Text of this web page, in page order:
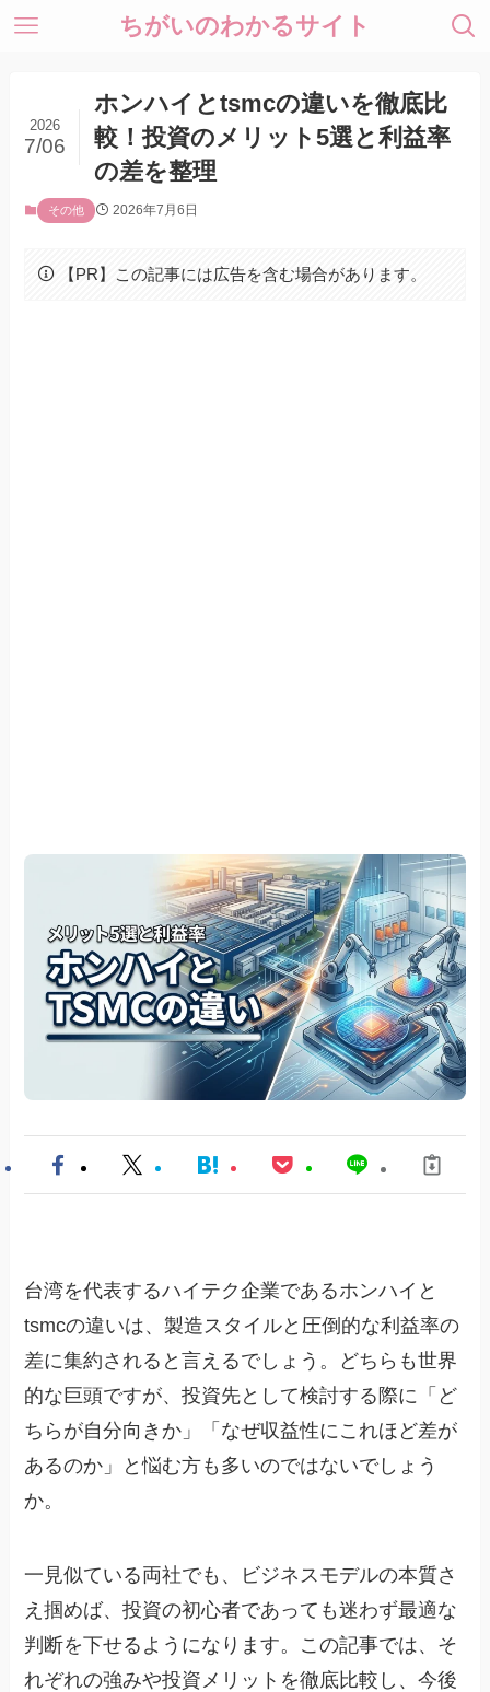
ちがいのわかるサイト
ホンハイとtsmcの違いを徹底比
較！投資のメリット5選と利益率
の差を整理
2026
7/06
その他 2026年7月6日
【PR】この記事には広告を含む場合があります。
台湾を代表するハイテク企業であるホンハイと
tsmcの違いは、製造スタイルと圧倒的な利益率の
差に集約されると言えるでしょう。どちらも世界
的な巨頭ですが、投資先として検討する際に「ど
ちらが自分向きか」「なぜ収益性にこれほど差が
あるのか」と悩む方も多いのではないでしょう
か。
一見似ている両社でも、ビジネスモデルの本質さ
え掴めば、投資の初心者であっても迷わず最適な
判断を下せるようになります。この記事では、そ
れぞれの強みや投資メリットを徹底比較し、今後